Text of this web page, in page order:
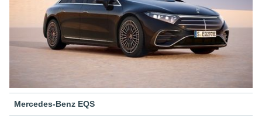
Mercedes-Benz EQS